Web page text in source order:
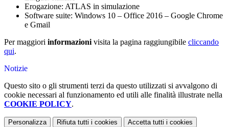
Erogazione: ATLAS in simulazione
Software suite: Windows 10 – Office 2016 – Google Chrome
e Gmail
Per maggiori informazioni visita la pagina raggiungibile cliccando
qui.
Notizie
Questo sito o gli strumenti terzi da questo utilizzati si avvalgono di
cookie necessari al funzionamento ed utili alle finalità illustrate nella
COOKIE POLICY.
Personalizza Rifiuta tutti i cookies Accetta tutti i cookies